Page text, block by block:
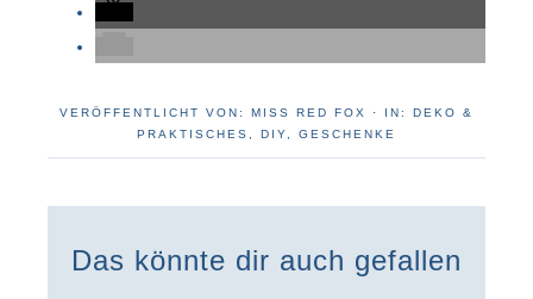
VERÖFFENTLICHT VON: MISS RED FOX · IN: DEKO &
PRAKTISCHES
DIY GESCHENKE
Das könnte dir auch gefallen